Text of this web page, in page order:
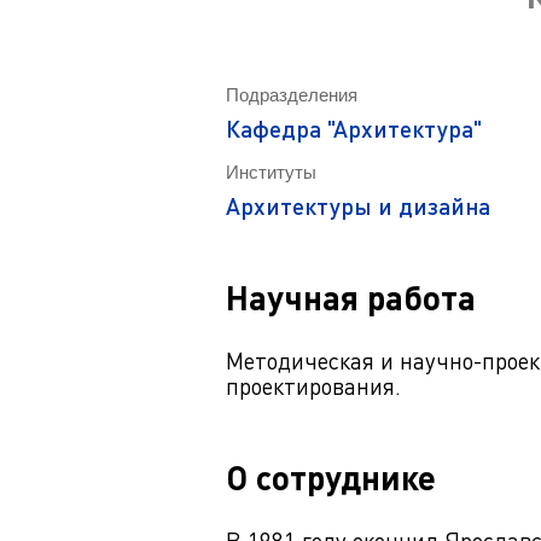
Профком студентов
Расписание занятий
Подразделения
Кафедра "Архитектура"
Институты
Архитектуры и дизайна
Научная работа
Методическая и научно-
проектирования.
О сотруднике